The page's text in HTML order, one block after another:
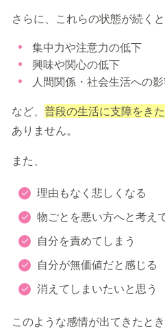
さらに、これらの状態が続くと
集中力や注意力の低下
興味や関心の低下
人間関係・社会生活への
など、 普段の生活に支障をき
ありません。
また、
理由もなく悲しくなる
物ごとを悪い方へと考え
自分を責めてしまう
自分が無価値だと感じる
消えてしまいたいと思う
このような感情が出てきたとき